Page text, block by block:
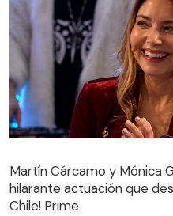
hilarante actuación que
Chile! Prime
Martín Cárcamo y Mónica
hilarante actuación que
Chile! Prime